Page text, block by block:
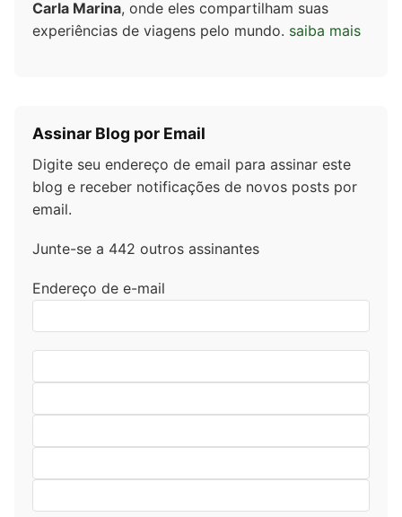
Carla Marina, onde eles compartilham suas
experiências de viagens pelo mundo. saiba mais
Assinar Blog por Email
Digite seu endereço de email para assinar este
blog e receber notificações de novos posts por
email.
Junte-se a 442 outros assinantes
Endereço de e-mail